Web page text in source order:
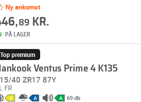
Ny ankomst
89 KR.
PÅ LAGER
Top premium
Ventus Prime 4 K135
40 ZR17 87Y
FR
C A A 69 db